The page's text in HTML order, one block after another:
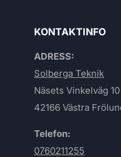
KONTAKTINFO
ADRESS:
Solberga Teknik
Näsets Vinkelväg 10
42166 Västra
Telefon:
0760211255